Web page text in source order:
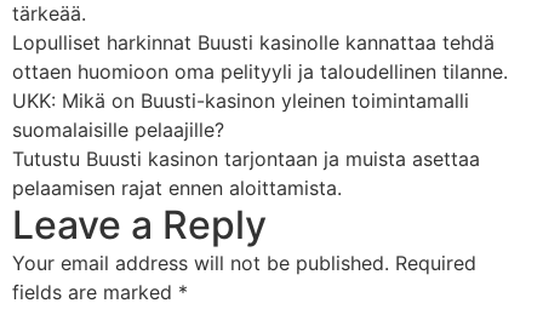
tärkeää.
Lopulliset harkinnat Buusti kasinolle kannattaa tehdä
ottaen huomioon oma pelityyli ja taloudellinen tilanne.
UKK: Mikä on Buusti-kasinon yleinen toimintamalli
suomalaisille pelaajille?
Tutustu Buusti kasinon tarjontaan ja muista asettaa
pelaamisen rajat ennen aloittamista.
Leave a Reply
Your email address will not be published. Required
fields are marked *